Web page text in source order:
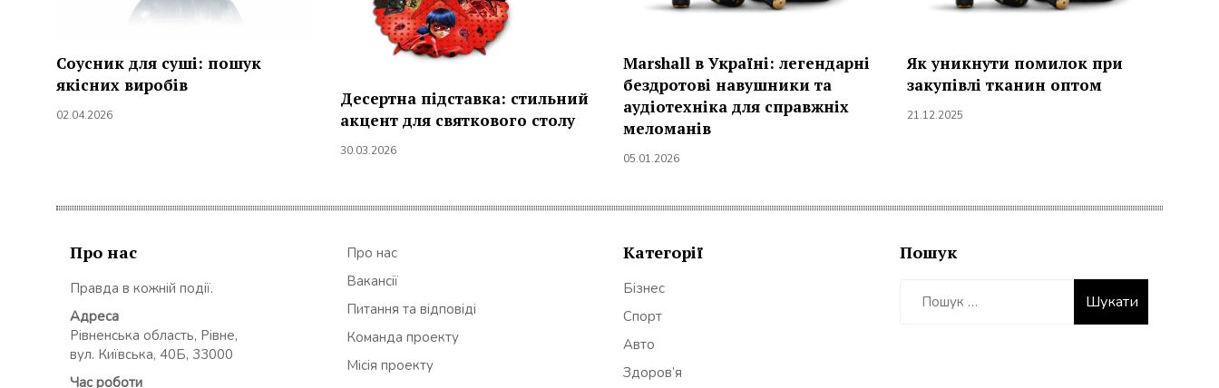
Соусник для суші: пошук
якісних виробів
02.04.2026
Десертна підставка: стильний
акцент для святкового столу
30.03.2026
Marshall в Україні: легендарні
бездротові навушники та
аудіотехніка для справжніх
меломанів
05.01.2026
Як уникнути помилок при
закупівлі тканин оптом
21.12.2025
Про нас
Правда в кожній події.
Адреса
Рівненська область, Рівне,
вул. Київська, 40Б, 33000
Час роботи
Про нас
Вакансії
Питання та відповіді
Команда проекту
Місія проекту
Категорії
Бізнес
Спорт
Авто
Здоров’я
Пошук